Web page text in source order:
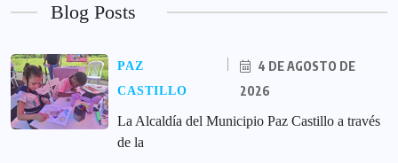
Blog Posts
PAZ
CASTILLO
4 DE AGOSTO DE
2026
La Alcaldía del Municipio Paz Castillo a través
de la